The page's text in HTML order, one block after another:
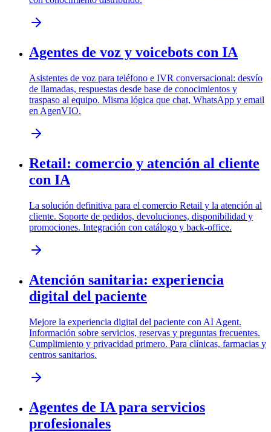
Agentes de voz y voicebots con IA
Asistentes de voz para teléfono e IVR conversacional: desvío
de llamadas, respuestas desde base de conocimientos y
traspaso al equipo. Misma lógica que chat, WhatsApp y email
en AgenVIO.
Retail: comercio y atención al cliente
con IA
La solución definitiva para el comercio Retail y la atención al
cliente. Soporte de pedidos, devoluciones, disponibilidad y
promociones. Integración con catálogo y back-office.
Atención sanitaria: experiencia
digital del paciente
Mejore la experiencia digital del paciente con AI Agent.
Información sobre servicios, reservas y preguntas frecuentes.
Cumplimiento y privacidad primero. Para clínicas, farmacias y
centros sanitarios.
Agentes de IA para servicios
profesionales